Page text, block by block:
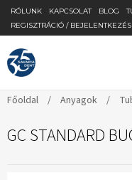
RÓLUNK KAPCSOLAT BLOG
REGISZTRÁCIÓ / BEJELENTKEZÉS
Főoldal / Anyagok /
GC STANDARD